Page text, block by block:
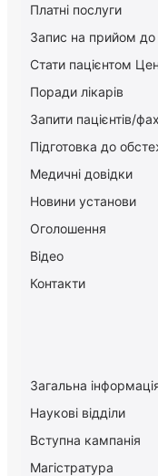
Платні послуги
Запис на прийом до
Стати пацієнтом
Поради лікарів
Запити пацієнтів/
Підготовка до
Медичні довідки
Новини установи
Оголошення
Відео
Контакти
Загальна
Наукові відділи
Вступна кампанія
Магістратура